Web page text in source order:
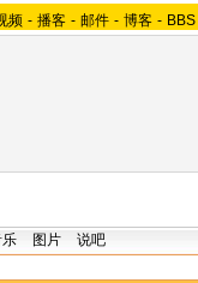
频 - 播客 - 邮件 - 博客 - BBS
图片 说吧